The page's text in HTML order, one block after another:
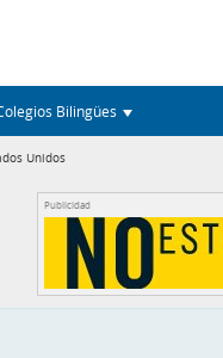
Bilingües
Unidos
Publicidad